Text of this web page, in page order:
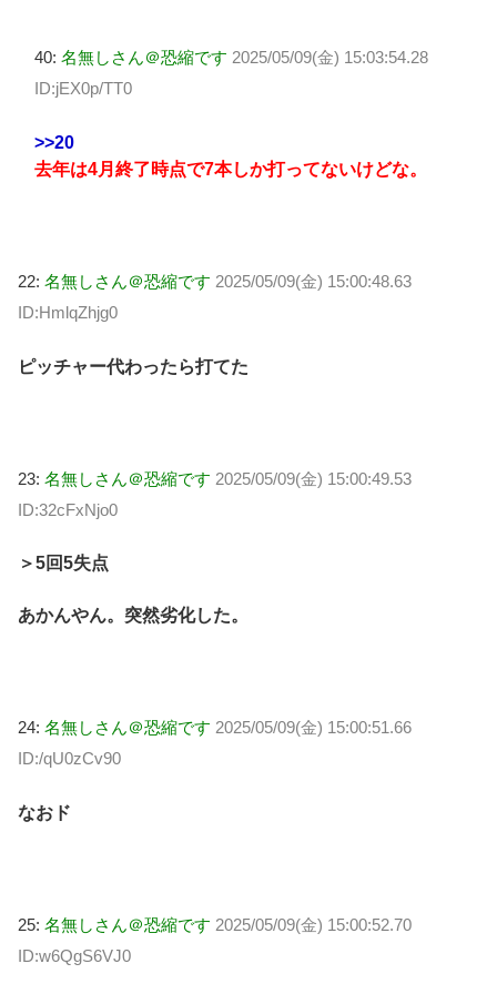
40: 名無しさん＠恐縮です 2025/05/09(金) 15:03:54.28
ID:jEX0p/TT0
>>20
去年は4月終了時点で7本しか打ってないけどな。
22: 名無しさん＠恐縮です 2025/05/09(金) 15:00:48.63
ID:HmlqZhjg0
ピッチャー代わったら打てた
23: 名無しさん＠恐縮です 2025/05/09(金) 15:00:49.53
ID:32cFxNjo0
＞5回5失点
あかんやん。突然劣化した。
24: 名無しさん＠恐縮です 2025/05/09(金) 15:00:51.66
ID:/qU0zCv90
なおド
25: 名無しさん＠恐縮です 2025/05/09(金) 15:00:52.70
ID:w6QgS6VJ0